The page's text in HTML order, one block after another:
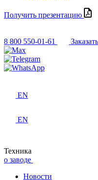
Получить презентацию
8 800 550-01-61
EN
EN
Техника
о заводе
Новости